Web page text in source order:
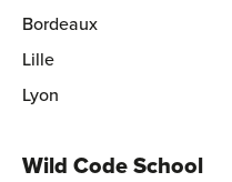
Bordeaux
Lille
Lyon
Wild Code School